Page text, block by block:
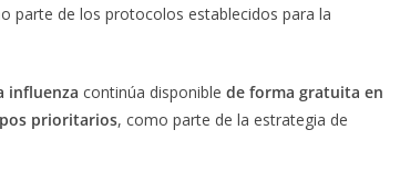
parte de los protocolos establecidos para la
influenza continúa disponible de forma gratuita en
prioritarios, como parte de la estrategia de